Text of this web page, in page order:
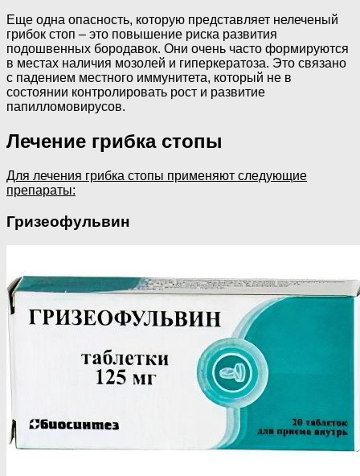
Еще одна опасность, которую представляет нелеченый
грибок стоп – это повышение риска развития
подошвенных бородавок. Они очень часто формируются
в местах наличия мозолей и гиперкератоза. Это связано
с падением местного иммунитета, который не в
состоянии контролировать рост и развитие
папилломовирусов.
Лечение грибка стопы
Для лечения грибка стопы применяют следующие
препараты:
Гризеофульвин